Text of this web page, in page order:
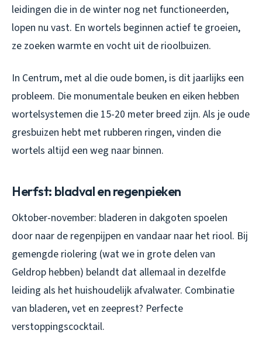
leidingen die in de winter nog net functioneerden,
lopen nu vast. En wortels beginnen actief te groeien,
ze zoeken warmte en vocht uit de rioolbuizen.
In Centrum, met al die oude bomen, is dit jaarlijks een
probleem. Die monumentale beuken en eiken hebben
wortelsystemen die 15-20 meter breed zijn. Als je oude
gresbuizen hebt met rubberen ringen, vinden die
wortels altijd een weg naar binnen.
Herfst: bladval en regenpieken
Oktober-november: bladeren in dakgoten spoelen
door naar de regenpijpen en vandaar naar het riool. Bij
gemengde riolering (wat we in grote delen van
Geldrop hebben) belandt dat allemaal in dezelfde
leiding als het huishoudelijk afvalwater. Combinatie
van bladeren, vet en zeeprest? Perfecte
verstoppingscocktail.